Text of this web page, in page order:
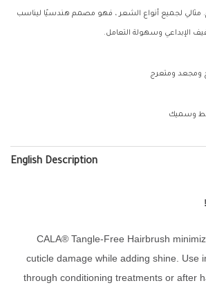
مثالي لجميع أنواع الشعر ، فهو مصمم هندسيًا ليناسب
الإبداعي وسهولة التعامل.
ومجعد ومتعرج
وسميك
English Description
CALA® Tangle-Free Hairbrush
cuticle damage while adding shine. Use
through conditioning treatments or after